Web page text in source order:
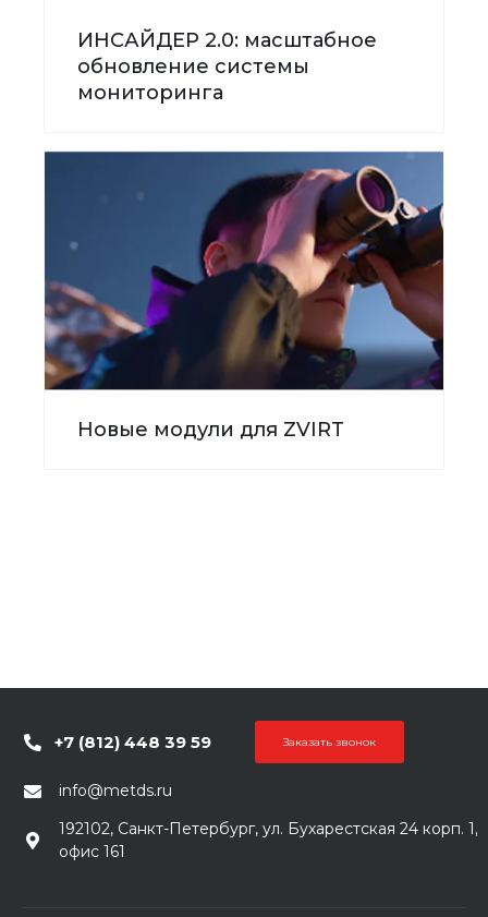
ИНСАЙДЕР 2.0: масштабное
обновление системы
мониторинга
Новые модули для ZVIRT
+7 (812) 448 39 59 Заказать звонок
info@metds.ru
192102, Санкт-Петербург, ул. Бухарестская 24 корп. 1,
офис 161